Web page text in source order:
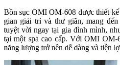
Bồn sục OMI OM-608 được thiết
gian giải trí và thư giãn, mang
tuyệt vời ngay tại gia đình mình,
tại một spa cao cấp. Với OMI OM-
năng lượng trở nên dễ dàng và tiện